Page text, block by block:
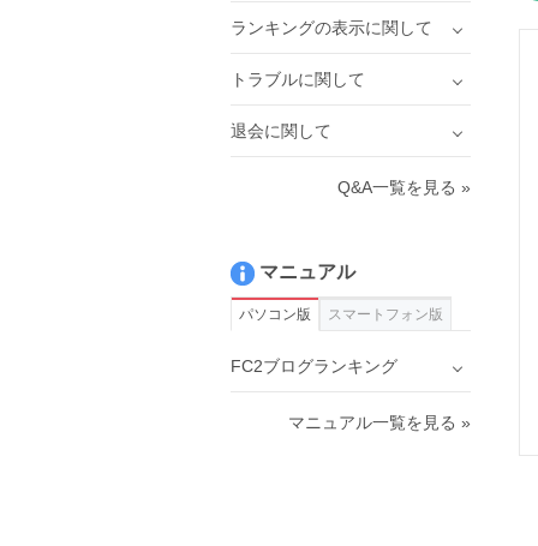
ランキングの表示に関して
トラブルに関して
退会に関して
Q&A一覧を見る »
マニュアル
パソコン版 スマートフォン版
FC2ブログランキング
マニュアル一覧を見る »